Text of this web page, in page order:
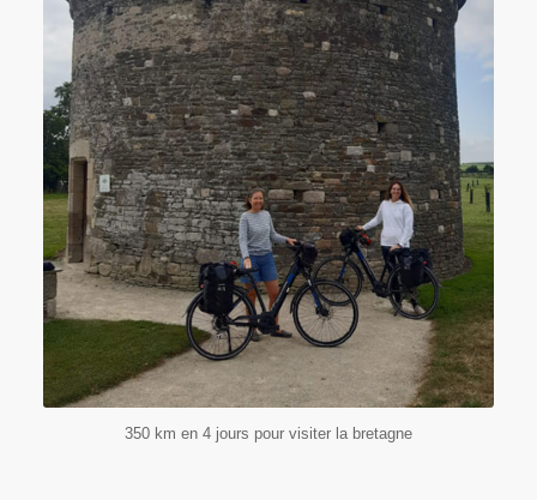
350 km en 4 jours pour visiter la bretagne